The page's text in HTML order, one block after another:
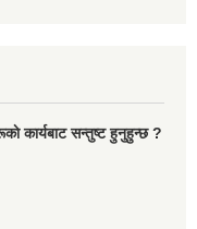
कार्यबाट सन्तुष्ट हुनुहुन्छ ?